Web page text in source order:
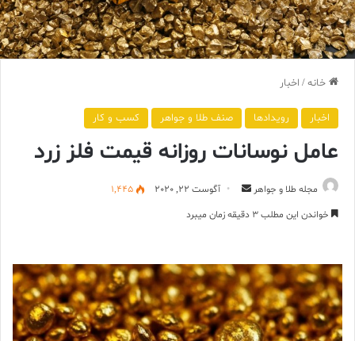
خانه/ اخبار
اخبار رویدادها صنف طلا و جواهر کسب و کار
عامل نوسانات روزانه قیمت فلز زرد
مجله طلا و جواهر
ارسال
ایمیل
آگوست 22, 2020
1,445
خواندن این مطلب 3 دقیقه زمان میبرد